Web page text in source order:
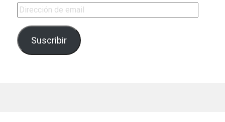
Dirección de email
Suscribir